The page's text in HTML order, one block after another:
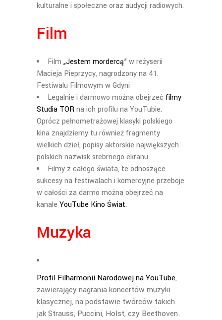
kulturalne i społeczne oraz audycji radiowych.
Film
Film „Jestem mordercą”w reżyserii
Macieja Pieprzycy, nagrodzony na 41.
Festiwalu Filmowym w Gdyni
Legalnie i darmowo można obejrzeć filmy
Studia TORna ich profilu na YouTubie.
Oprócz pełnometrażowej klasyki polskiego
kina znajdziemy tu również fragmenty
wielkich dzieł, popisy aktorskie największych
polskich nazwisk srebrnego ekranu.
Filmy z całego świata, te odnoszące
sukcesy na festiwalach i komercyjne przeboje
w całości za darmo można obejrzeć na
kanale YouTube Kino Świat.
Muzyka
Profil Filharmonii Narodowej na YouTube,
zawierający nagrania koncertów muzyki
klasycznej, na podstawie twórców takich
jak Strauss, Puccini, Holst, czy Beethoven.